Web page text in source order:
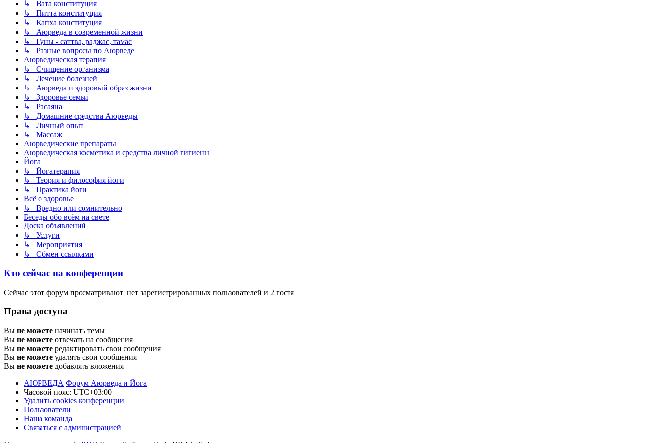
↳ Вата конституция
↳ Питта конституция
↳ Капха конституция
↳ Аюрведа в современной жизни
↳ Гуны - саттва, раджас, тамас
↳ Разные вопросы по Аюрведе
Аюрведическая терапия
↳ Очищение организма
↳ Лечение болезней
↳ Аюрведа и здоровый образ жизни
↳ Здоровье семьи
↳ Расаяна
↳ Домашние средства Аюрведы
↳ Личный опыт
↳ Массаж
Аюрведические препараты
Аюрведическая косметика и средства личной гигиены
Йога
↳ Йогатерапия
↳ Теория и философия йоги
↳ Практика йоги
Всё о здоровье
↳ Вредно или сомнительно
Беседы обо всём на свете
Доска объявлений
↳ Услуги
↳ Мероприятия
↳ Обмен ссылками
Кто сейчас на конференции
Сейчас этот форум просматривают: нет зарегистрированных пользователей и 2 гостя
Права доступа
Вы не можете начинать темы
Вы не можете отвечать на сообщения
Вы не можете редактировать свои сообщения
Вы не можете удалять свои сообщения
Вы не можете добавлять вложения
АЮРВЕДА Форум Аюрведа и Йога
Часовой пояс: UTC+03:00
Удалить cookies конференции
Пользователи
Наша команда
Связаться с администрацией